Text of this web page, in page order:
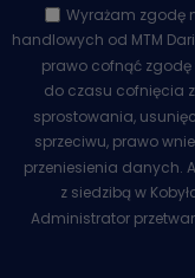
Wyrażam zgodę
handlowych od MTM
prawo cofnąć
do czasu cofnięcia
sprostowania,
sprzeciwu, prawo
przeniesienia danych.
z siedzibą w
Administrator